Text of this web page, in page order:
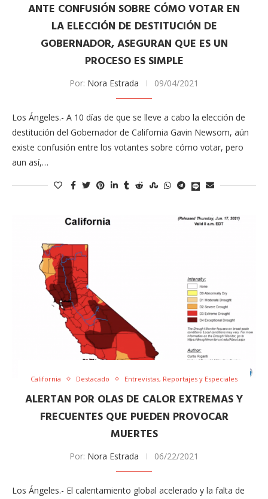
ANTE CONFUSIÓN SOBRE CÓMO VOTAR EN
LA ELECCIÓN DE DESTITUCIÓN DE
GOBERNADOR, ​ASEGURAN QUE ES UN
PROCESO ES SIMPLE
Por: Nora Estrada 09/04/2021
Los Ángeles.- A 10 días de que se lleve a cabo la elección de
destitución del Gobernador ​de California ​Gavin Newsom, aún
existe confusión entre los ​votantes sobre cómo votar, pero
aun así,…
California Destacado Entrevistas, Reportajes y Especiales
ALERTAN POR OLAS DE CALOR EXTREMAS Y
FRECUENTES QUE PUEDEN PROVOCAR
MUERTES
Por: Nora Estrada 06/22/2021
Los Ángeles.- El calentamiento global acelerado y la falta de